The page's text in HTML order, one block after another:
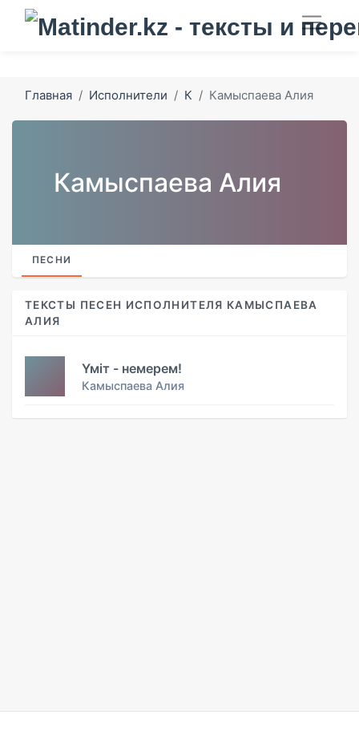
Главная Исполнители К Камыспаева Алия
Камыспаева Алия
ПЕСНИ
ТЕКСТЫ ПЕСЕН ИСПОЛНИТЕЛЯ КАМЫСПАЕВА
АЛИЯ
Үміт - немерем!
Камыспаева Алия